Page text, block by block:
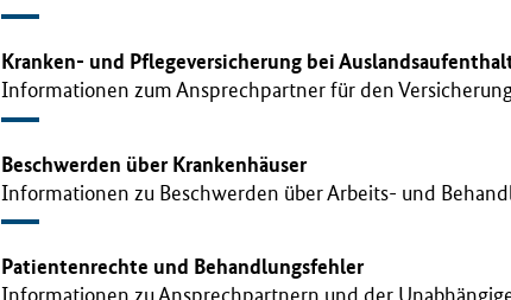
Kranken- und Pflegeversicherung bei
Informationen zum Ansprechpartner für den
Beschwerden über Krankenhäuser
Informationen zu Beschwerden über Arbeits- und
Patientenrechte und Behandlungsfehler